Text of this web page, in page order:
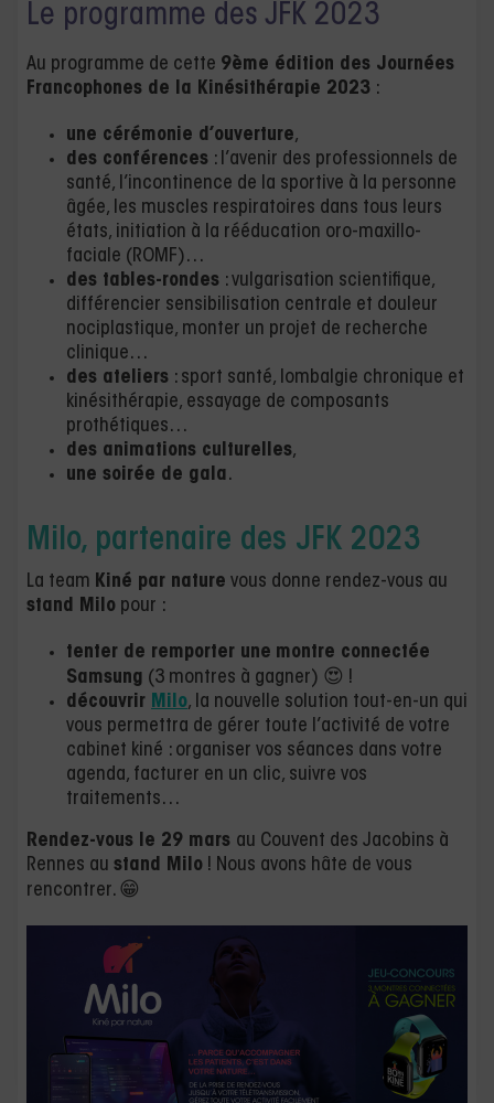
Le programme des JFK 2023
Au programme de cette 9ème édition des Journées
Francophones de la Kinésithérapie 2023 :
une cérémonie d’ouverture,
des conférences : l’avenir des professionnels de
santé, l’incontinence de la sportive à la personne
âgée, les muscles respiratoires dans tous leurs
états, initiation à la rééducation oro-maxillo-
faciale (ROMF)…
des tables-rondes : vulgarisation scientifique,
différencier sensibilisation centrale et douleur
nociplastique, monter un projet de recherche
clinique…
des ateliers : sport santé, lombalgie chronique et
kinésithérapie, essayage de composants
prothétiques…
des animations culturelles,
une soirée de gala.
Milo, partenaire des JFK 2023
La team Kiné par nature vous donne rendez-vous au
stand Milo pour :
tenter de remporter une montre connectée
Samsung (3 montres à gagner) 😍 !
découvrir Milo, la nouvelle solution tout-en-un qui
vous permettra de gérer toute l’activité de votre
cabinet kiné : organiser vos séances dans votre
agenda, facturer en un clic, suivre vos
traitements…
Rendez-vous le 29 mars au Couvent des Jacobins à
Rennes au stand Milo ! Nous avons hâte de vous
rencontrer. 😁